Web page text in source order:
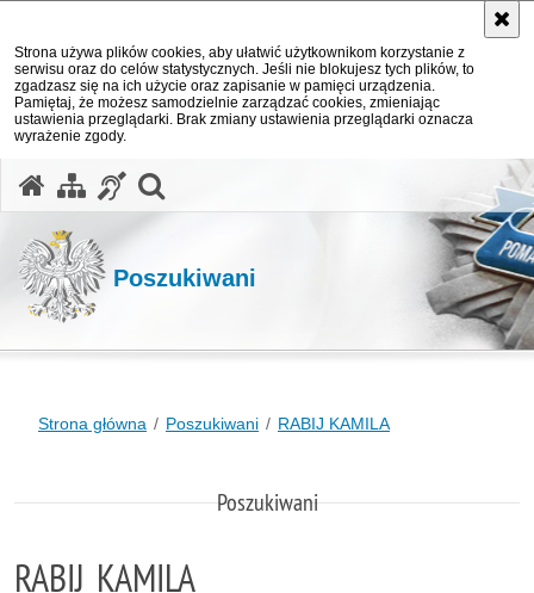
Strona używa plików cookies, aby ułatwić użytkownikom korzystanie z
serwisu oraz do celów statystycznych. Jeśli nie blokujesz tych plików, to
zgadzasz się na ich użycie oraz zapisanie w pamięci urządzenia.
Pamiętaj, że możesz samodzielnie zarządzać cookies, zmieniając
ustawienia przeglądarki. Brak zmiany ustawienia przeglądarki oznacza
wyrażenie zgody.
Poszukiwani
Strona główna Poszukiwani RABIJ KAMILA
Poszukiwani
RABIJ KAMILA